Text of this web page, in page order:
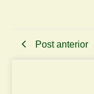
Post anterior